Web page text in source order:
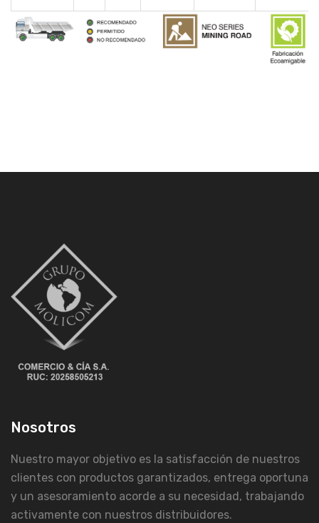
Nosotros
Nuestro mayor objetivo es la satisfacción de nuestros
clientes con productos garantizados, entrega oportuna
y un asesoramiento acorde a su necesidad, trabajando
activamente con nuestros distribuidores.